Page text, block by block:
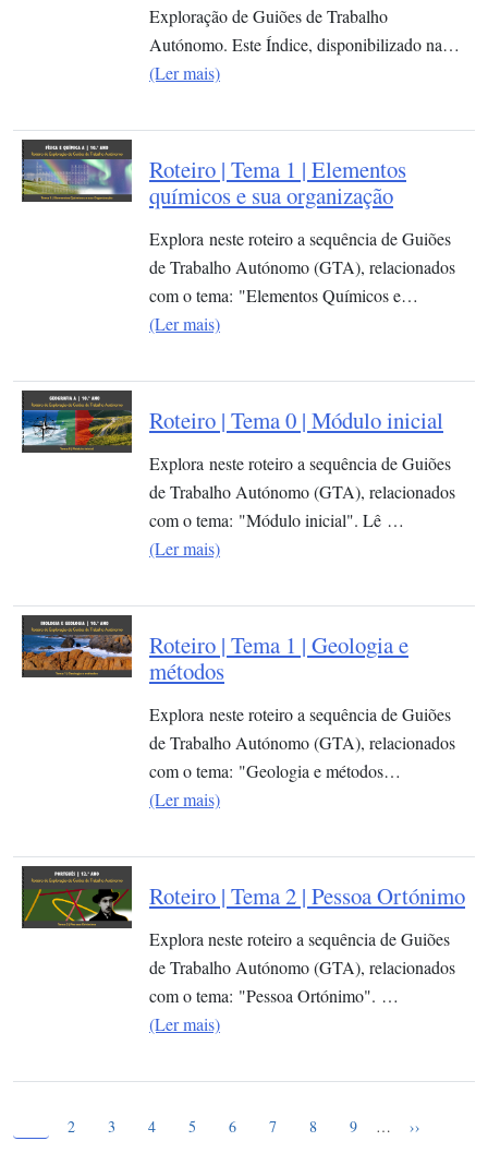
Exploração de Guiões de Trabalho
Autónomo. Este Índice, disponibilizado na…
(Ler mais)
Roteiro | Tema 1 | Elementos
químicos e sua organização​
Explora neste roteiro a sequência de Guiões
de Trabalho Autónomo (GTA), relacionados
com o tema: "Elementos Químicos e…
(Ler mais)
Roteiro | Tema 0 | Módulo inicial
Explora neste roteiro a sequência de Guiões
de Trabalho Autónomo (GTA), relacionados
com o tema: "Módulo inicial". Lê …
(Ler mais)
Roteiro | Tema 1 | Geologia e
métodos
Explora neste roteiro a sequência de Guiões
de Trabalho Autónomo (GTA), relacionados
com o tema: "Geologia e métodos…
(Ler mais)
Roteiro | Tema 2 | Pessoa Ortónimo
Explora neste roteiro a sequência de Guiões
de Trabalho Autónomo (GTA), relacionados
com o tema: "Pessoa Ortónimo". …
(Ler mais)
Page
2 Page
3 Page
4 Page
5 Page
6 Page
7 Page
8 Page
9 … Próxima
››